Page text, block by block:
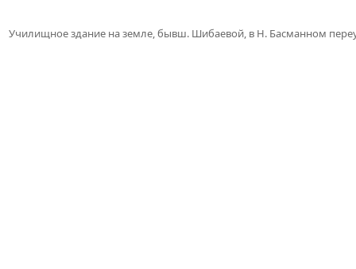
Училищное здание на земле, бывш. Шибаевой, в Н. Басманном